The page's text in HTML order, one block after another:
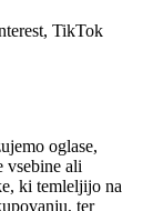
TikTok
oglase,
vsebine ali
ki temleljijo na
ter